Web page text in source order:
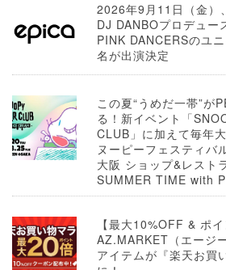
2026年9月11日（金）
DJ DANBOプロデュー
PINK DANCERSのユ
名が出演決定
この夏“うめだ一帯”が
る！新イベント「
CLUB」に加えて毎年
ヌーピーフェスティバ
大阪 ショップ&レスト
SUMMER TIME with
【最大10%OFF & ポ
AZ.MARKET（エージ
アイテムが『楽天お買